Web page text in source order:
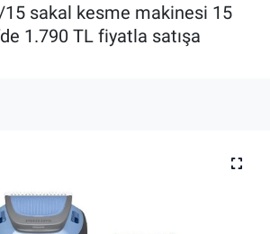
sakal kesme makinesi 15
1.790 TL fiyatla satışa